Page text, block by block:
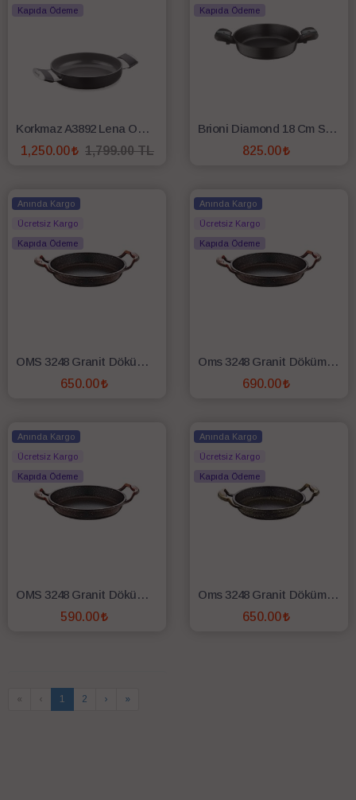
Kapıda Ödeme
Korkmaz A3892 Lena Omlet 18 Cm Sahan
1,250.00
1,799.00 TL
Kapıda Ödeme
Brioni Diamond 18 Cm Sahan - DIA-109
825.00
Anında Kargo
Ücretsiz Kargo
Kapıda Ödeme
OMS 3248 Granit Döküm 20 Cm Sahan - Bakır
650.00
Anında Kargo
Ücretsiz Kargo
Kapıda Ödeme
Oms 3248 Granit Döküm 22 Cm Sahan Bakır
690.00
Anında Kargo
Ücretsiz Kargo
Kapıda Ödeme
OMS 3248 Granit Döküm 18 Cm Sahan - Bakır
590.00
Anında Kargo
Ücretsiz Kargo
Kapıda Ödeme
Oms 3248 Granit Döküm 20 Cm Sahan - Gold
650.00
« ‹ 1 2 › »